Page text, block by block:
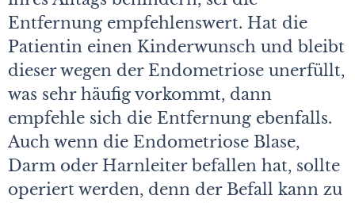
Entfernung empfehlenswert. Hat die
Patientin einen Kinderwunsch und bleibt
dieser wegen der Endometriose unerfüllt,
was sehr häufig vorkommt, dann
empfehle sich die Entfernung ebenfalls.
Auch wenn die Endometriose Blase,
Darm oder Harnleiter befallen hat, sollte
operiert werden, denn der Befall kann zu